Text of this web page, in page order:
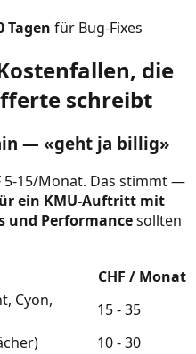
Tagen für Bug-Fixes
die
schreibt
— «geht ja billig»
5-15/Monat. Das stimmt —
ein KMU-Auftritt mit
und Performancesollten
CHF / Monat
Cyon,
15 - 35
10 - 30